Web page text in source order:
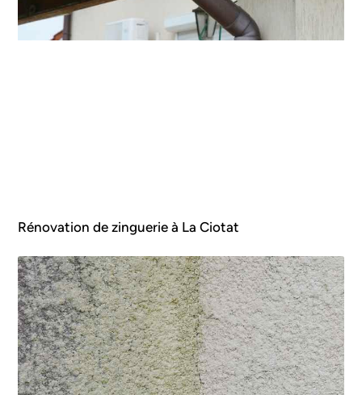
Rénovation de zinguerie à La Ciotat